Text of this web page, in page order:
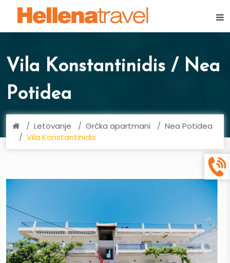
Vila Konstantinidis / Nea
Potidea
Letovanje Grčka apartmani
Nea Potidea
Vila Konstantinidis
×